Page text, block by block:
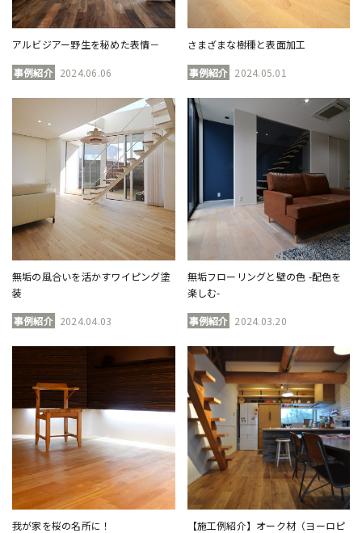
アルビジアー野生を秘めた表情－
事例紹介 2024.06.06
さまざまな樹種と表面加工
事例紹介 2024.05.01
無垢の風合いを活かすワイピング塗
装
事例紹介 2024.04.03
無垢フローリングと壁の色 -配色を
楽しむ-
事例紹介 2024.03.20
我が家を桜の名所に！
【施工例紹介】オーク材（ヨーロピ